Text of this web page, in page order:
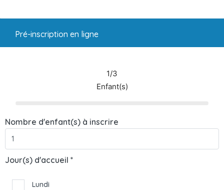
Pré-inscription en ligne
1/3
Enfant(s)
Nombre d'enfant(s) à inscrire
Jour(s) d'accueil *
Lundi